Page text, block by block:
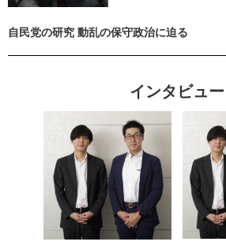
自民党の研究 動乱の保守政治に迫る
インタビュー